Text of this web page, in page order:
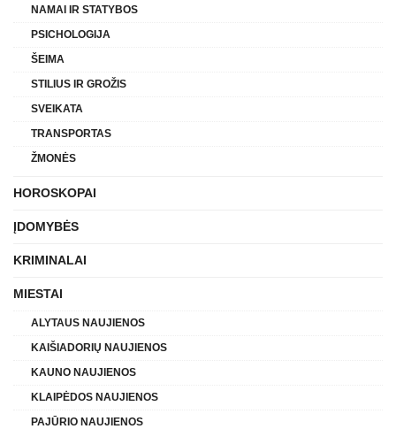
NAMAI IR STATYBOS
PSICHOLOGIJA
ŠEIMA
STILIUS IR GROŽIS
SVEIKATA
TRANSPORTAS
ŽMONĖS
HOROSKOPAI
ĮDOMYBĖS
KRIMINALAI
MIESTAI
ALYTAUS NAUJIENOS
KAIŠIADORIŲ NAUJIENOS
KAUNO NAUJIENOS
KLAIPĖDOS NAUJIENOS
PAJŪRIO NAUJIENOS